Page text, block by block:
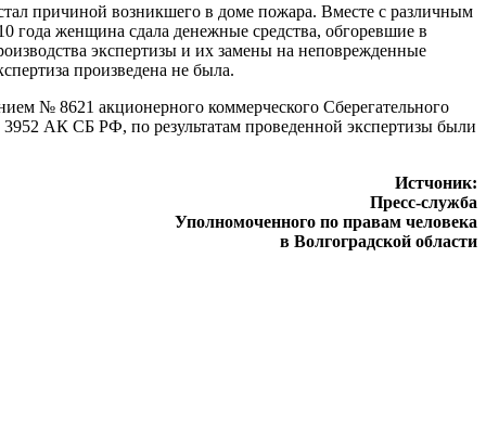
причиной возникшего в доме пожара. Вместе с различным
года женщина сдала денежные средства, обгоревшие в
экспертизы и их замены на неповрежденные
произведена не была.
№ 8621 акционерного коммерческого Сберегательного
АК СБ РФ, по результатам проведенной экспертизы были
Истчоник:
Пресс-служба
Уполномоченного по правам человека
в Волгоградской области